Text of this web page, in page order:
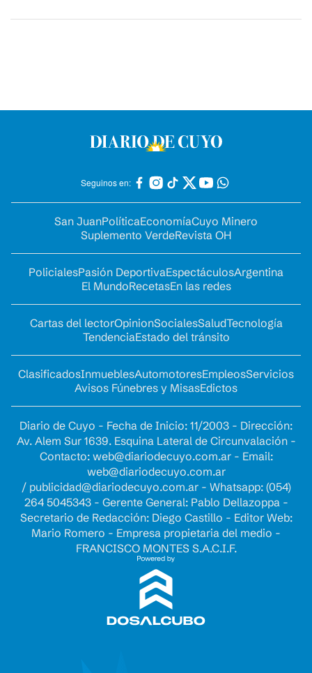
Seguinos en:
San JuanPolíticaEconomíaCuyo Minero
Suplemento VerdeRevista OH
PolicialesPasión DeportivaEspectáculosArgentina
El MundoRecetasEn las redes
Cartas del lectorOpinionSocialesSaludTecnología
TendenciaEstado del tránsito
ClasificadosInmueblesAutomotoresEmpleosServicios
Avisos Fúnebres y MisasEdictos
Diario de Cuyo - Fecha de Inicio: 11/2003 - Dirección:
Av. Alem Sur 1639. Esquina Lateral de Circunvalación -
Contacto: web@diariodecuyo.com.ar- Email:
web@diariodecuyo.com.ar
/ publicidad@diariodecuyo.com.ar- Whatsapp: (054)
264 5045343 - Gerente General: Pablo Dellazoppa -
Secretario de Redacción: Diego Castillo - Editor Web:
Mario Romero - Empresa propietaria del medio -
FRANCISCO MONTES S.A.C.I.F.